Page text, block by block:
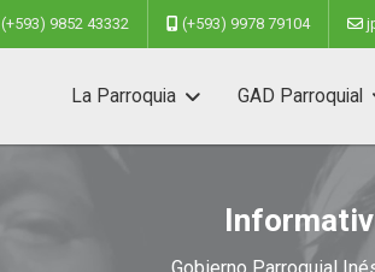
(+593) 9852 43332 (+593) 9978 79104
La Parroquia GAD Parroquial